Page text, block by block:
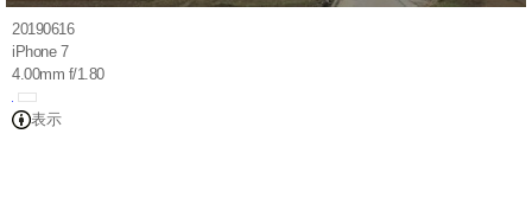
20190616
iPhone 7
4.00mm f/1.80
表示